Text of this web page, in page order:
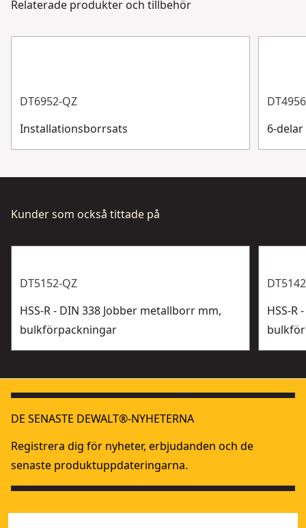
Bitsdiameter
Kundsupport
Relaterade produkter och tillbehör
DT6952-QZ
Installationsborrsats
6-
Kunder som också tittade på
DT5152-QZ
HSS-R - DIN 338 Jobber metallborr mm,
bulkförpackningar
HSS-R
DE SENASTE DEWALT®-NYHETERNA
Registrera dig för nyheter, erbjudanden och de
senaste produktuppdateringarna.